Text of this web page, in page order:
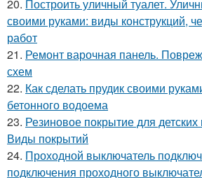
20. Построить уличный туалет.
своими руками: виды конструкций,
работ
21. Ремонт варочная панель.
схем
22. Как сделать прудик своими
бетонного водоема
23. Резиновое покрытие для
Виды покрытий
24. Проходной выключатель
подключения проходного